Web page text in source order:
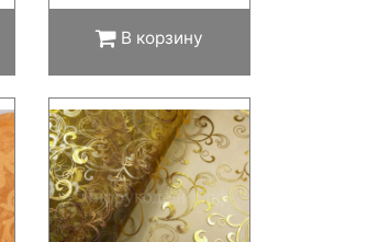
В корзину